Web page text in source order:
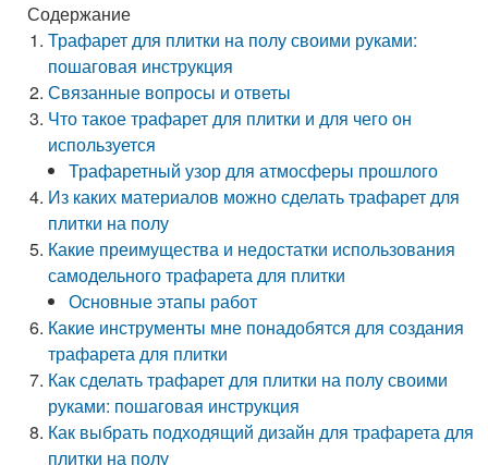
Содержание
Трафарет для плитки на полу своими руками:
пошаговая инструкция
Связанные вопросы и ответы
Что такое трафарет для плитки и для чего он
используется
Трафаретный узор для атмосферы прошлого
Из каких материалов можно сделать трафарет для
плитки на полу
Какие преимущества и недостатки использования
самодельного трафарета для плитки
Основные этапы работ
Какие инструменты мне понадобятся для создания
трафарета для плитки
Как сделать трафарет для плитки на полу своими
руками: пошаговая инструкция
Как выбрать подходящий дизайн для трафарета для
плитки на полу